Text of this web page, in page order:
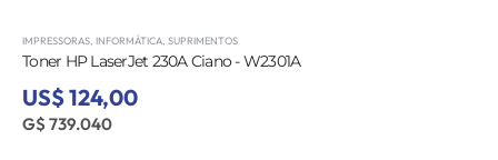
IMPRESSORAS INFORMÁTICA SUPRIMENTOS
Toner HP LaserJet 230A Ciano - W2301A
US$ 124,00
G$ 739.040